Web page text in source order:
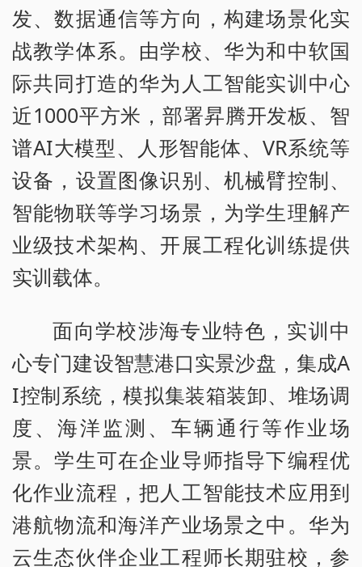
发、数据通信等方向，构建场景化实
战教学体系。由学校、华为和中软国
际共同打造的华为人工智能实训中心
近1000平方米，部署昇腾开发板、智
谱AI大模型、人形智能体、VR系统等
设备，设置图像识别、机械臂控制、
智能物联等学习场景，为学生理解产
业级技术架构、开展工程化训练提供
实训载体。
面向学校涉海专业特色，实训中
心专门建设智慧港口实景沙盘，集成A
I控制系统，模拟集装箱装卸、堆场调
度、海洋监测、车辆通行等作业场
景。学生可在企业导师指导下编程优
化作业流程，把人工智能技术应用到
港航物流和海洋产业场景之中。华为
云生态伙伴企业工程师长期驻校，参